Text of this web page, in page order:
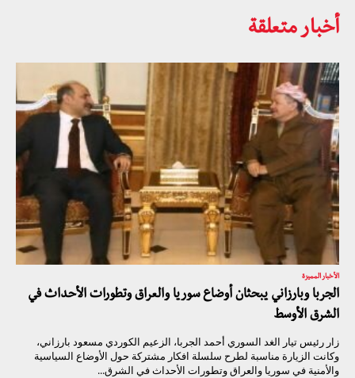
أخبار متعلقة
الأخبار المميزة
الجربا وبارزاني يبحثان أوضاع سوريا والعراق وتطورات الأحداث في
الشرق الأوسط
زار رئيس تيار الغد السوري أحمد الجربا، الزعيم الكوردي مسعود بارزاني،
‎وكانت الزيارة مناسبة لطرح سلسلة افكار مشتركة حول الأوضاع السياسية
والأمنية في سوريا والعراق وتطورات الأحداث في الشرق...